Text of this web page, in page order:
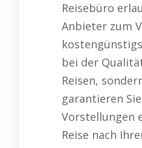
Reisebüro
Anbieter zum
bei der
Reisen,
garantieren
Vorstellungen
Reise nach